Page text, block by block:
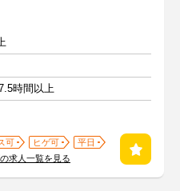
時間以上
可 ヒゲ可
平日
求人一覧を見る